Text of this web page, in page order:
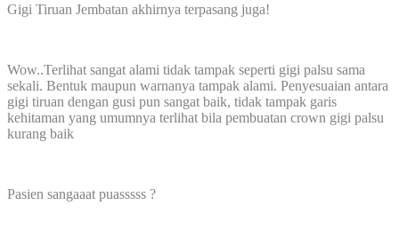
Gigi Tiruan Jembatan akhirnya terpasang juga!
Wow..Terlihat sangat alami tidak tampak seperti gigi palsu sama
sekali. Bentuk maupun warnanya tampak alami. Penyesuaian antara
gigi tiruan dengan gusi pun sangat baik, tidak tampak garis
kehitaman yang umumnya terlihat bila pembuatan crown gigi palsu
kurang baik
Pasien sangaaat puasssss ?